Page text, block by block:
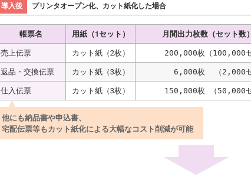
導入後 プリンタオープン化、カット紙化した場合
帳票名 用紙（1セット） 月間出力枚数（セット数）
売上伝票 カット紙（2枚） 200,000枚（100,000セ
返品・交換伝票 カット紙（3枚） 6,000枚  （2,000セ
仕入伝票 カット紙（3枚） 150,000枚 （50,000セ
他にも納品書や申込書、
宅配伝票等もカット紙化による大幅なコスト削減が可能